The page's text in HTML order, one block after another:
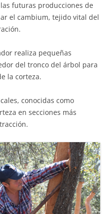
futuras producciones de
el cambium, tejido vital del
realiza pequeñas
del tronco del árbol para
la corteza.
conocidas como
en secciones más